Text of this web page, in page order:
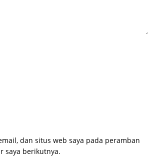
dan situs web saya pada peramban
saya berikutnya.